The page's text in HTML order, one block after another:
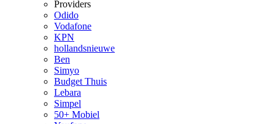
Providers
Odido
Vodafone
KPN
hollandsnieuwe
Ben
Simyo
Budget Thuis
Lebara
Simpel
50+ Mobiel